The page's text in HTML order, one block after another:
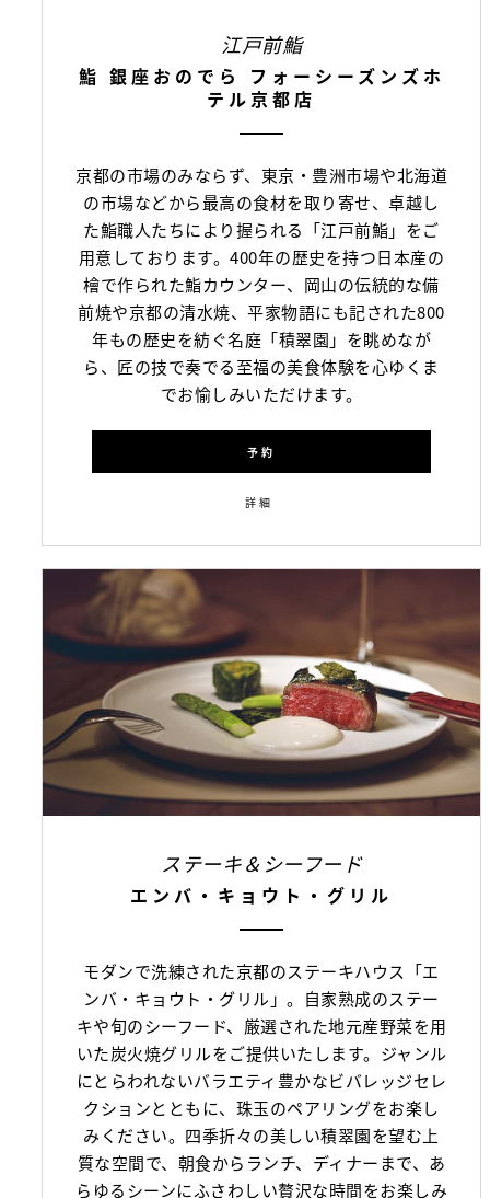
江戸前鮨
鮨 銀座おのでら フォーシーズンズホ
テル京都店
京都の市場のみならず、東京・豊洲市場や北海道
の市場などから最高の食材を取り寄せ、卓越し
た鮨職人たちにより握られる「江戸前鮨」をご
用意しております。400年の歴史を持つ日本産の
檜で作られた鮨カウンター、岡山の伝統的な備
前焼や京都の清水焼、平家物語にも記された800
年もの歴史を紡ぐ名庭「積翠園」を眺めなが
ら、匠の技で奏でる至福の美食体験を心ゆくま
でお愉しみいただけます。
予約
詳細
ステーキ＆シーフード
エンバ・キョウト・グリル
モダンで洗練された京都のステーキハウス「エ
ンバ・キョウト・グリル」。自家熟成のステー
キや旬のシーフード、厳選された地元産野菜を用
いた炭火焼グリルをご提供いたします。ジャンル
にとらわれないバラエティ豊かなビバレッジセレ
クションとともに、珠玉のペアリングをお楽し
みください。四季折々の美しい積翠園を望む上
質な空間で、朝食からランチ、ディナーまで、あ
らゆるシーンにふさわしい贅沢な時間をお楽しみ